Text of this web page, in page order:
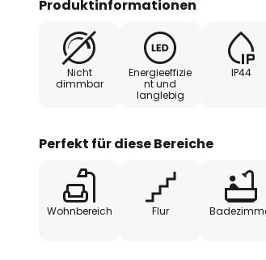
Produktinformationen
Nicht
dimmbar
Energieeffizie
nt und
langlebig
IP44
Perfekt für diese Bereiche
Wohnbereich Flur